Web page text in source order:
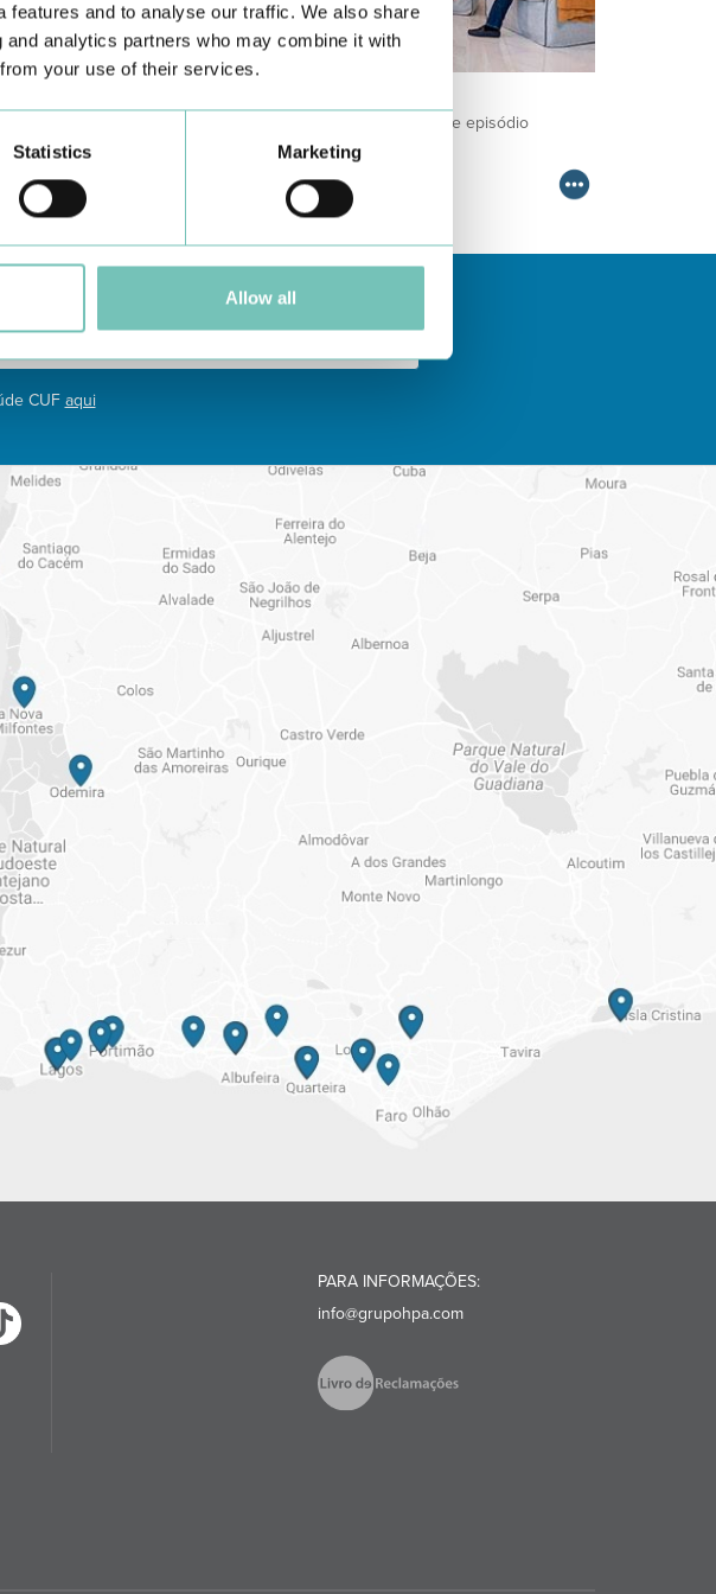
and to analyse our traffic. We also share
analytics partners who may combine it with
your use of their services.
Statistics Marketing
Allow all
Com um formato dinâmico e direto, este episódio
combinam conhecimento técnico c…
CUF aqui
PARA INFORMAÇÕES:
info@grupohpa.com